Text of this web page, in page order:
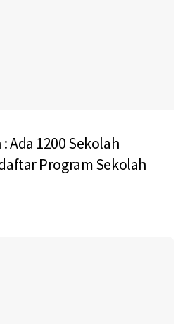
Ada 1200 Sekolah
Program Sekolah